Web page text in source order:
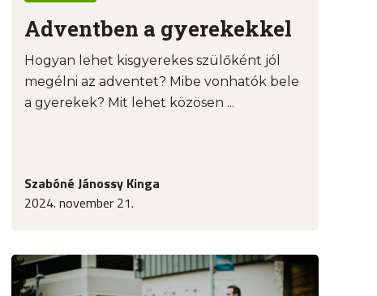
Adventben a gyerekekkel
Hogyan lehet kisgyerekes szülőként jól
megélni az adventet? Mibe vonhatók bele
a gyerekek? Mit lehet közösen ...
Szabóné Jánossy Kinga
2024. november 21.